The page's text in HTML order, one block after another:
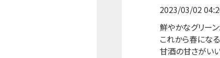
2023/03/02
鮮やかなグリー
これから春にな
甘酒の甘さが